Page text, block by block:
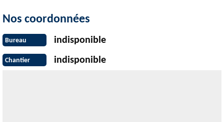
Nos coordonnées
Bureau indisponible
Chantier indisponible